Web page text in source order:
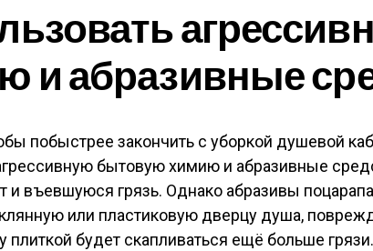
и абразивные
побыстрее закончить с уборкой душевой
бытовую химию и абразивные
и въевшуюся грязь. Однако абразивы
или пластиковую дверцу душа,
будет скапливаться ещё больше